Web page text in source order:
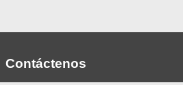
Contáctenos